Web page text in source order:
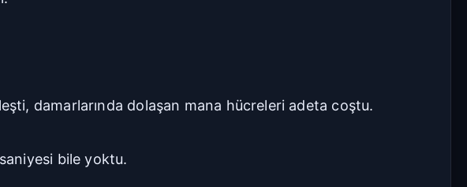
damarlarında dolaşan mana hücreleri adeta coştu.
bile yoktu.